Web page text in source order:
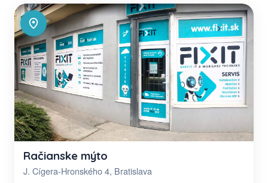
Račianske mýto
J. Cígera-Hronského 4, Bratislava